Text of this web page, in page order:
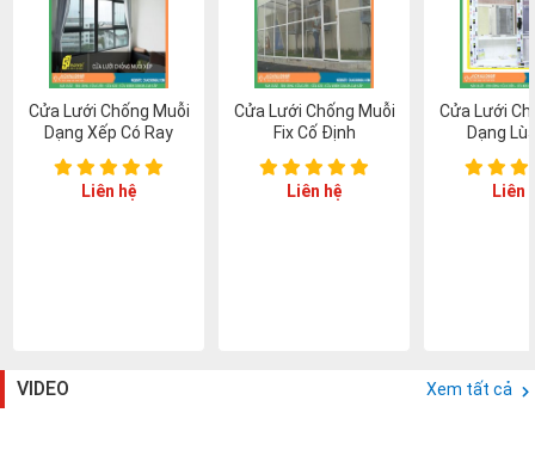
Cửa Lưới Chống Muỗi
Dạng Xếp Có Ray
Liên hệ
Cửa Lưới Chống Muỗi
Fix Cố Định
Liên hệ
Cửa Lưới
Dạng
Liên
VIDEO Xem tất cả